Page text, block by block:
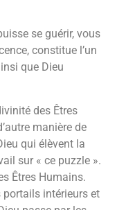
se guérir, vous
constitue l’un
que Dieu
des Êtres
manière de
qui élèvent la
sur « ce puzzle ».
Êtres Humains.
portails intérieurs et